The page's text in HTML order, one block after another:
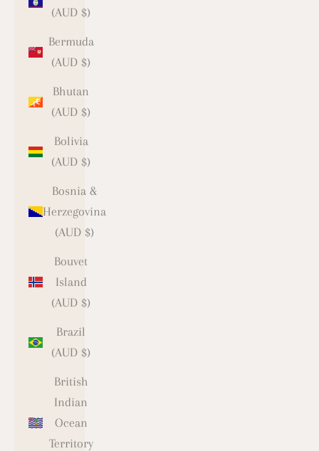
(AUD $)
Bermuda
(AUD $)
Bhutan
(AUD $)
Bolivia
(AUD $)
Bosnia &
Herzegovina
(AUD $)
Bouvet
Island
(AUD $)
Brazil
(AUD $)
British
Indian
Ocean
Territory